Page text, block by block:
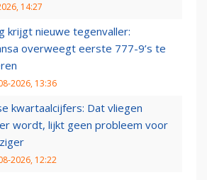
14:27
krijgt nieuwe tegenvaller:
overweegt eerste 777-9’s te
2026, 13:36
kwartaalcijfers: Dat vliegen
wordt, lijkt geen probleem voor
2026, 12:22